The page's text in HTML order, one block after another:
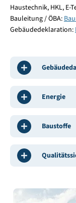
Haustechnik, HKL, E-
Bauleitung / ÖBA:
Gebäudedeklaration:
Energie
Baustoffe